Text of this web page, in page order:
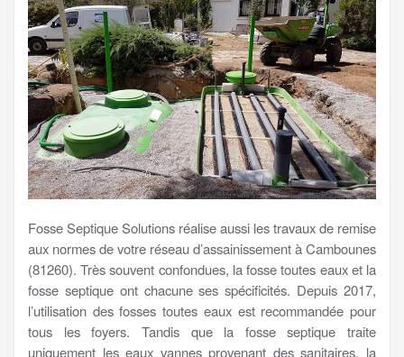
Fosse Septique Solutions réalise aussi les travaux de remise
aux normes de votre réseau d’assainissement à Cambounes
(81260). Très souvent confondues, la fosse toutes eaux et la
fosse septique ont chacune ses spécificités. Depuis 2017,
l’utilisation des fosses toutes eaux est recommandée pour
tous les foyers. Tandis que la fosse septique traite
uniquement les eaux vannes provenant des sanitaires, la